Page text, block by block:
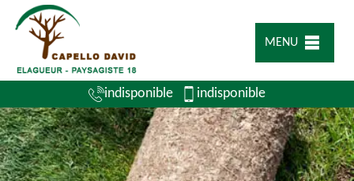
MENU
indisponible indisponible